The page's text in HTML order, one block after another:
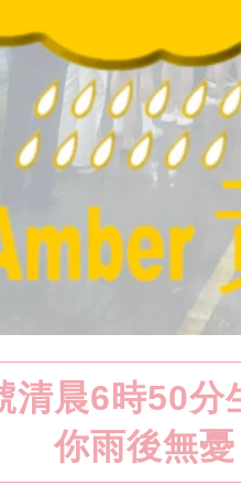
清晨6時50分
你雨後無憂